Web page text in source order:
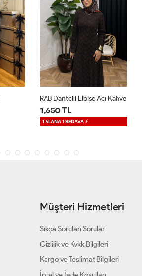
Kahve Moria İkili Kaftan Takım Bordo
2,699 TL
1 ALANA 1 BEDAVA ⚡
Müşteri Hizmetleri
Sıkça Sorulan Sorular
Gizlilik ve Kvkk Bilgileri
Kargo ve Teslimat Bilgileri